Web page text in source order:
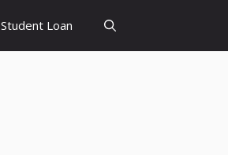
Student Loan